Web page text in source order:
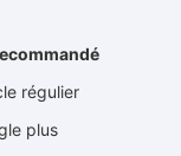
régulier
plus